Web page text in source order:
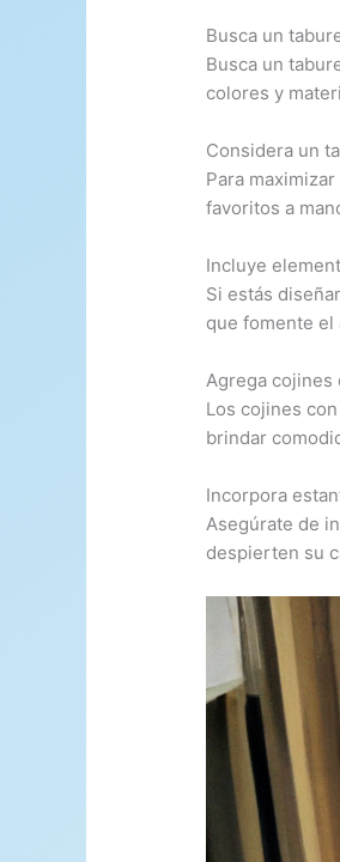
Busca un
Busca un
colores y
Considera un
Para
favoritos a
Incluye
Si estás
que fomente el
Agrega cojines
Los cojines
brindar
Incorpora
Asegúrate de
despierten su